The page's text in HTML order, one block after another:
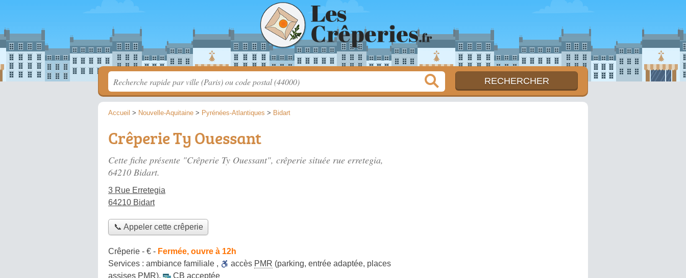
Accueil > Nouvelle-Aquitaine > Pyrénées-Atlantiques > Bidart
Crêperie Ty Ouessant
Cette fiche présente "Crêperie Ty Ouessant", crêperie située rue erretegia,
64210 Bidart.
3 Rue Erretegia
64210 Bidart
📞 Appeler cette crêperie
Crêperie - € - Fermée, ouvre à 12h
Services : ambiance familiale , accès PMR (parking, entrée adaptée, places
assises PMR),
CB acceptée